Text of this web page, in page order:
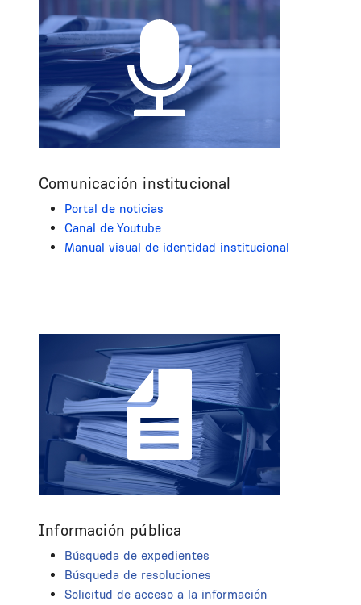
Comunicación institucional
Portal de noticias
Canal de Youtube
Manual visual de identidad institucional
Información pública
Búsqueda de expedientes
Búsqueda de resoluciones
Solicitud de acceso a la información